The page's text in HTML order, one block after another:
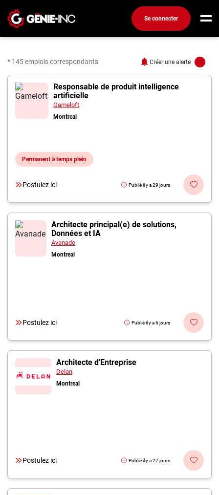
Se connecter
Créez un compte
Emplois
Recherchez un emploi
Compagnies
Ma boîte à outils
Conseils carrière
Inscrivez-vous à l'infolettre
Employeurs
* 145 emplois correspondants Créer une alerte
145 offres pour
Responsable de produit intelligence
artificielle
Gameloft
Montreal
Permanent à temps plein
Postulez ici Publié il y a 29 jours
Architecte principal(e) de solutions,
Données et IA
Avanade
Montreal
Postulez ici Publié il y a 6 jours
Architecte d'Entreprise
Delan
Montreal
Postulez ici Publié il y a 27 jours